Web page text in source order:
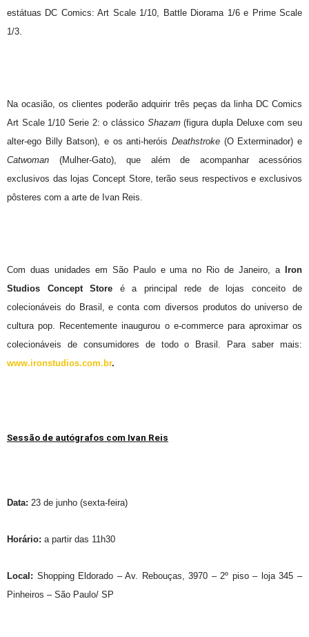
estátuas DC Comics: Art Scale 1/10, Battle Diorama 1/6 e Prime Scale
1/3.
Na ocasião, os clientes poderão adquirir três peças da linha DC Comics
Art Scale 1/10 Serie 2: o clássico Shazam(figura dupla Deluxe com seu
alter-ego Billy Batson), e os anti-heróis Deathstroke (O Exterminador) e
Catwoman (Mulher-Gato), que além de acompanhar acessórios
exclusivos das lojas Concept Store, terão seus respectivos e exclusivos
pôsteres com a arte de Ivan Reis.
Com duas unidades em São Paulo e uma no Rio de Janeiro, a
Iron
Studios Concept Store é a principal rede de lojas conceito de
colecionáveis do Brasil, e conta com diversos produtos do universo de
cultura pop. Recentemente inaugurou o e-commerce para aproximar os
colecionáveis de consumidores de todo o Brasil. Para saber mais:
www.ironstudios.com.br.
Sessão de autógrafos com Ivan Reis
Data: 23 de junho (sexta-feira)
Horário: a partir das 11h30
Local: Shopping Eldorado – Av. Rebouças, 3970 – 2º piso – loja 345 –
Pinheiros – São Paulo/ SP